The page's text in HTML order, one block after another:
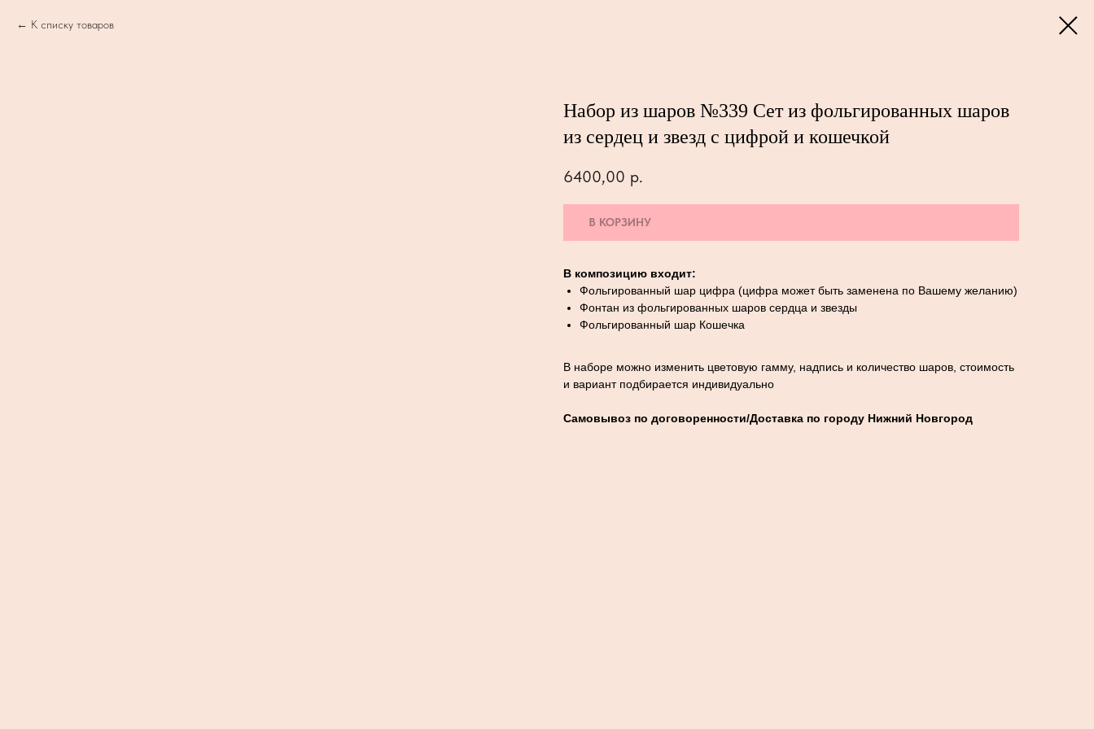
К списку товаров
Набор из шаров №339 Сет из фольгированных шаров
из сердец и звезд с цифрой и кошечкой
6400,00 р.
В КОРЗИНУ
В композицию входит:
Фольгированный шар цифра (цифра может быть заменена по Вашему желанию)
Фонтан из фольгированных шаров сердца и звезды
Фольгированный шар Кошечка
В наборе можно изменить цветовую гамму, надпись и количество шаров, стоимость
и вариант подбирается индивидуально
Самовывоз по договоренности/Доставка по городу Нижний Новгород